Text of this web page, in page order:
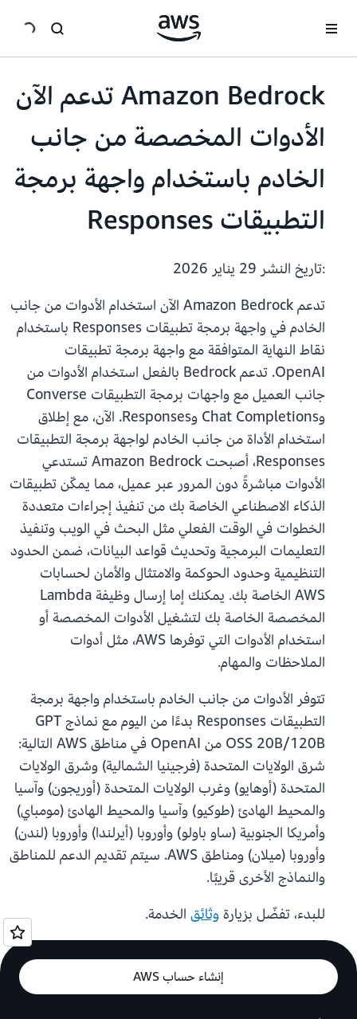
Amazon Bedrock تدعم الآن
الأدوات المخصصة من جانب
الخادم باستخدام واجهة برمجة
التطبيقات Responses
:تاريخ النشر
تدعم Amazon Bedrock الآن استخدام الأدوات من جانب
الخادم في واجهة برمجة تطبيقات Responses باستخدام
نقاط النهاية المتوافقة مع واجهة برمجة تطبيقات
OpenAI. تدعم Bedrock بالفعل استخدام الأدوات من
جانب العميل مع واجهات برمجة التطبيقات Converse
وChat Completions وResponses. الآن، مع إطلاق
استخدام الأداة من جانب الخادم لواجهة برمجة التطبيقات
Responses، أصبحت Amazon Bedrock تستدعي
الأدوات مباشرةً دون المرور عبر عميل، مما يمكّن تطبيقات
الذكاء الاصطناعي الخاصة بك من تنفيذ إجراءات متعددة
الخطوات في الوقت الفعلي مثل البحث في الويب وتنفيذ
التعليمات البرمجية وتحديث قواعد البيانات، ضمن الحدود
التنظيمية وحدود الحوكمة والامتثال والأمان لحسابات
AWS الخاصة بك. يمكنك إما إرسال وظيفة Lambda
المخصصة الخاصة بك لتشغيل الأدوات المخصصة أو
استخدام الأدوات التي توفرها AWS، مثل أدوات
الملاحظات والمهام.
تتوفر الأدوات من جانب الخادم باستخدام واجهة برمجة
التطبيقات Responses بدءًا من اليوم مع نماذج GPT
OSS 20B/120B من OpenAI في مناطق AWS التالية:
شرق الولايات المتحدة (فرجينيا الشمالية) وشرق الولايات
المتحدة (أوهايو) وغرب الولايات المتحدة (أوريجون) وآسيا
والمحيط الهادئ (طوكيو) وآسيا والمحيط الهادئ (مومباي)
وأمريكا الجنوبية (ساو باولو) وأوروبا (أيرلندا) وأوروبا (لندن)
وأوروبا (ميلان) ومناطق AWS. سيتم تقديم الدعم للمناطق
والنماذج الأخرى قريبًا.
للبدء، تفضّل بزيارةوثائق الخدمة.
إنشاء حساب AWS